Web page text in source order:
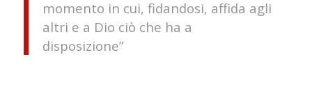
momento in cui, fidandosi, affida agli
altri e a Dio ciò che ha a
disposizione”